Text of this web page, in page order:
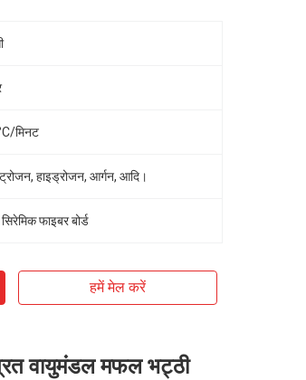
मिनट
हाइड्रोजन, आर्गन, आदि।
फाइबर बोर्ड
हमें मेल करें
वायुमंडल मफल भट्ठी